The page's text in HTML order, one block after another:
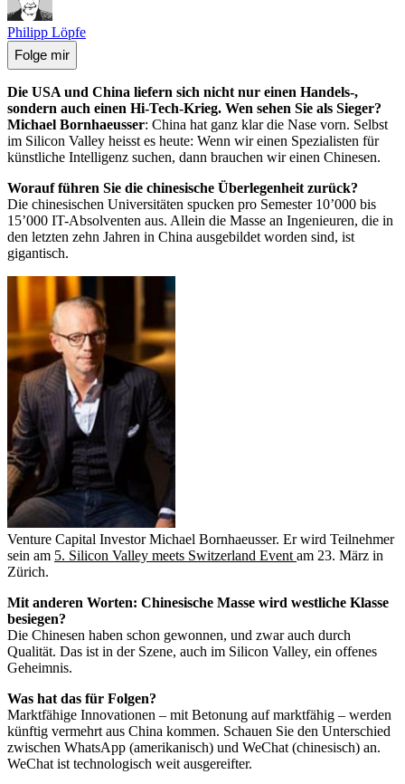
Philipp Löpfe
Folge mir
Die USA und China liefern sich nicht nur einen Handels-,
sondern auch einen Hi-Tech-Krieg. Wen sehen Sie als Sieger?
Michael Bornhaeusser: China hat ganz klar die Nase vorn. Selbst
im Silicon Valley heisst es heute: Wenn wir einen Spezialisten für
künstliche Intelligenz suchen, dann brauchen wir einen Chinesen.
Worauf führen Sie die chinesische Überlegenheit zurück?
Die chinesischen Universitäten spucken pro Semester 10’000 bis
15’000 IT-Absolventen aus. Allein die Masse an Ingenieuren, die in
den letzten zehn Jahren in China ausgebildet worden sind, ist
gigantisch.
Venture Capital Investor Michael Bornhaeusser. Er wird Teilnehmer
sein am 5. Silicon Valley meets Switzerland Event am 23. März in
Zürich.
Mit anderen Worten: Chinesische Masse wird westliche Klasse
besiegen?
Die Chinesen haben schon gewonnen, und zwar auch durch
Qualität. Das ist in der Szene, auch im Silicon Valley, ein offenes
Geheimnis.
Was hat das für Folgen?
Marktfähige Innovationen – mit Betonung auf marktfähig – werden
künftig vermehrt aus China kommen. Schauen Sie den Unterschied
zwischen WhatsApp (amerikanisch) und WeChat (chinesisch) an.
WeChat ist technologisch weit ausgereifter.